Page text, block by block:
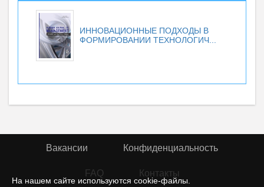
На нашем сайте используются cookie-файлы.
ИННОВАЦИОННЫЕ ПОДХОДЫ В
ФОРМИРОВАНИИ ТЕХНОЛОГИЧ...
Вакансии Конфиденциальность
FAQ Контакты